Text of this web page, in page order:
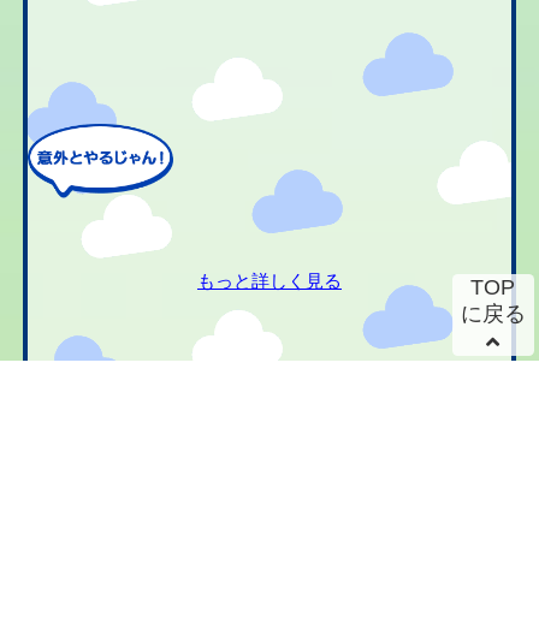
もっと詳しく見る
TOP
に戻る